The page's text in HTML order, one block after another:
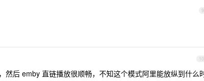
9
10
然后 emby 直链播放很顺畅，不知这个模式阿里能放纵到什么